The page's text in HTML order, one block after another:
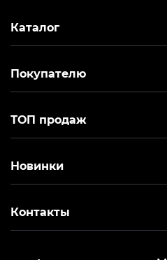
Каталог
Покупателю
ТОП продаж
Новинки
Контакты